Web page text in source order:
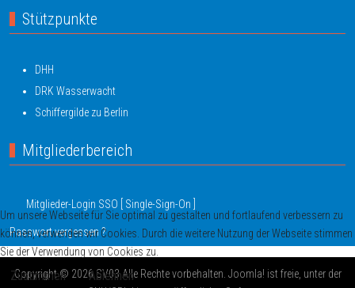
Stützpunkte
DHH
DRK Wasserwacht
Schiffergilde zu Berlin
Mitgliederbereich
Mitglieder-Login SSO [ Single-Sign-On ]
Passwort vergessen ?
Copyright © 2026 SV03 Alle Rechte vorbehalten. Joomla! ist freie, unter der
Um unsere Webseite für Sie optimal zu gestalten und fortlaufend verbessern zu
können, verwenden wir Cookies. Durch die weitere Nutzung der Webseite stimmen
Sie der Verwendung von Cookies zu.
Zustimmen Ablehnen